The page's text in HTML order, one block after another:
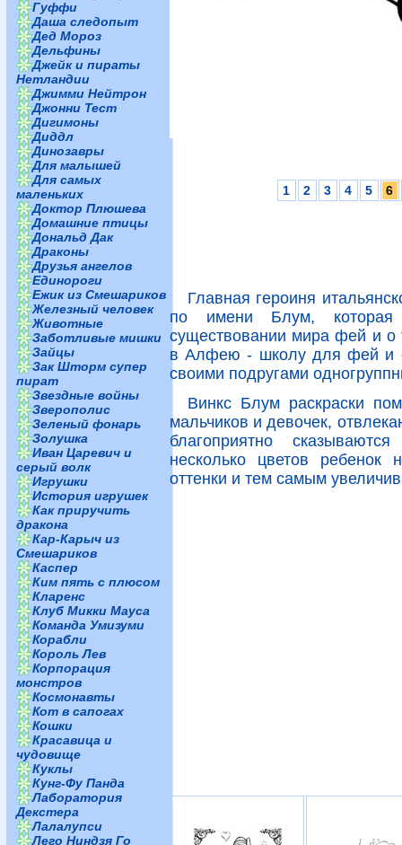
Гуффи
Даша следопыт
Дед Мороз
Дельфины
Джейк и пираты
Нетландии
Джимми Нейтрон
Джонни Тест
Дигимоны
Диддл
Динозавры
Для малышей
Для самых
маленьких
Доктор Плюшева
Домашние птицы
Дональд Дак
Драконы
Друзья ангелов
Единороги
Ежик из Смешариков
Железный человек
Животные
Заботливые мишки
Зайцы
Зак Шторм супер
пират
Звездные войны
Зверополис
Зеленый фонарь
Золушка
Иван Царевич и
серый волк
Игрушки
История игрушек
Как приручить
дракона
Кар-Карыч из
Смешариков
Каспер
Ким пять с плюсом
Кларенс
Клуб Микки Мауса
Команда Умизуми
Корабли
Король Лев
Корпорация
монстров
Космонавты
Кот в сапогах
Кошки
Красавица и
чудовище
Куклы
Кунг-Фу Панда
Лаборатория
Декстера
Лалалупси
Лего Ниндзя Го
1 2 3 4 5 6
Главная героиня
по имени Блум,
существовании мира фей и
в Алфею - школу для фей и
своими подругами
Винкс Блум раскраски
мальчиков и девочек,
благоприятно
несколько цветов ребенок
оттенки и тем самым